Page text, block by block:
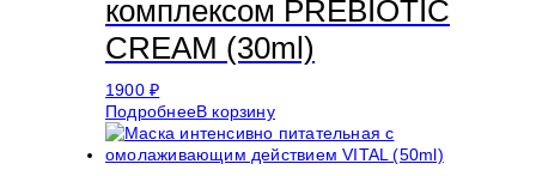
комплексом PREBIOTIC
CREAM (30ml)
1900₽
ПодробнееВ корзину